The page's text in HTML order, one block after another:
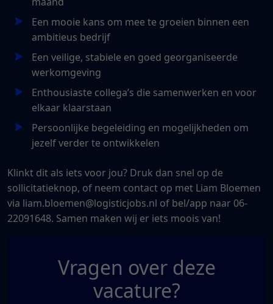
Een mooie kans om mee te groeien binnen een
ambitieus bedrijf
Een veilige, stabiele en goed georganiseerde
werkomgeving
Enthousiaste collega’s die samenwerken en voor
elkaar klaarstaan
Persoonlijke begeleiding en mogelijkheden om
jezelf verder te ontwikkelen
Klinkt dit als iets voor jou? Druk dan snel op de
sollicitatieknop, of neem contact op met Liam Bloemen
via liam.bloemen@logisticjobs.nl of bel/app naar 06-
22091648. Samen maken wij er iets moois van!
Vragen over deze
vacature?